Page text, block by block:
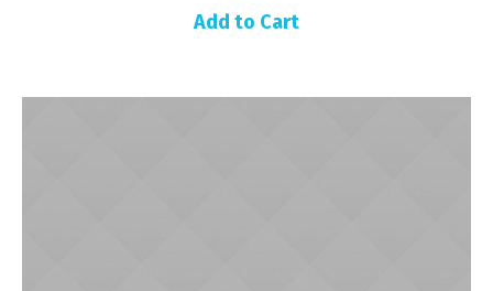
Add to Cart